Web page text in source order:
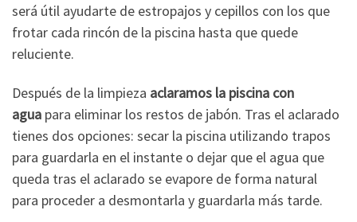
será útil ayudarte de estropajos y cepillos con los que
frotar cada rincón de la piscina hasta que quede
reluciente.
Después de la limpieza aclaramos la piscina con
agua para eliminar los restos de jabón. Tras el aclarado
tienes dos opciones: secar la piscina utilizando trapos
para guardarla en el instante o dejar que el agua que
queda tras el aclarado se evapore de forma natural
para proceder a desmontarla y guardarla más tarde.